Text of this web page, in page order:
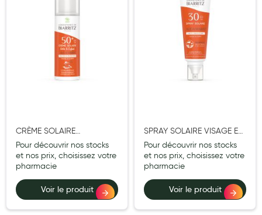
Les marques
Les promotions
CRÈME SOLAIRE
BÉBÉ/ENFANT SPF50+
CERTIFIÉE BIO - 50 ML
Pour découvrir nos stocks
et nos prix, choisissez votre
pharmacie
Voir le produit
SPRAY SOLAIRE VISAGE ET
CORPS SPF30 CERTIFIÉ BIO
- 100 ML
Pour découvrir nos stocks
et nos prix, choisissez votre
pharmacie
Voir le produit